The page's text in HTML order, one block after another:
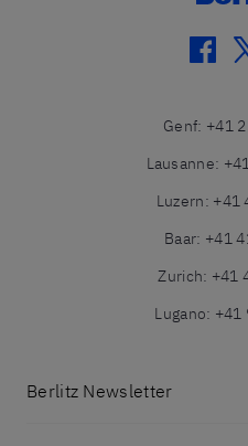
Genf: +41
Lausanne:
Luzern: +41
Baar: +41
Zurich: +41
Lugano: +41
Berlitz Newsletter